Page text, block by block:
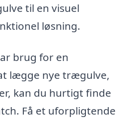
til en visuel
løsning.
brug for en
lægge nye trægulve,
kan du hurtigt finde
Få et uforpligtende